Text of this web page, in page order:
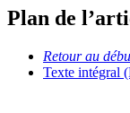
Plan de
Retour au
Texte intégral